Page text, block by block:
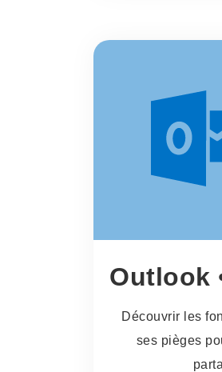
Outlook
Découvrir les
ses pièges